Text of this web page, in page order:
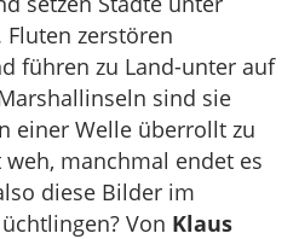
zerstören
führen zu Land-unter auf
sind sie
einer Welle überrollt zu
manchmal endet es
diese Bilder im
Von Klaus